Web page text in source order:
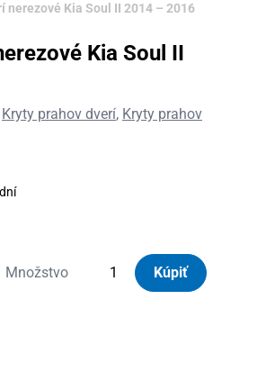
nerezové Kia Soul II 2014 – 2016
Kia Soul II
Kryty prahov dverí, Kryty prahov
Množstvo Kúpiť